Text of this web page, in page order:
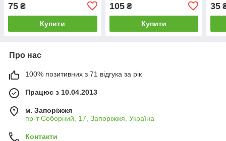
75 ₴
Купити
105₴
Купити
35
Про нас
100% позитивних з 71 відгука за рік
Працює з 10.04.2013
м. Запоріжжя
пр-т Соборний, 17, Запоріжжя, Україна
Контакти